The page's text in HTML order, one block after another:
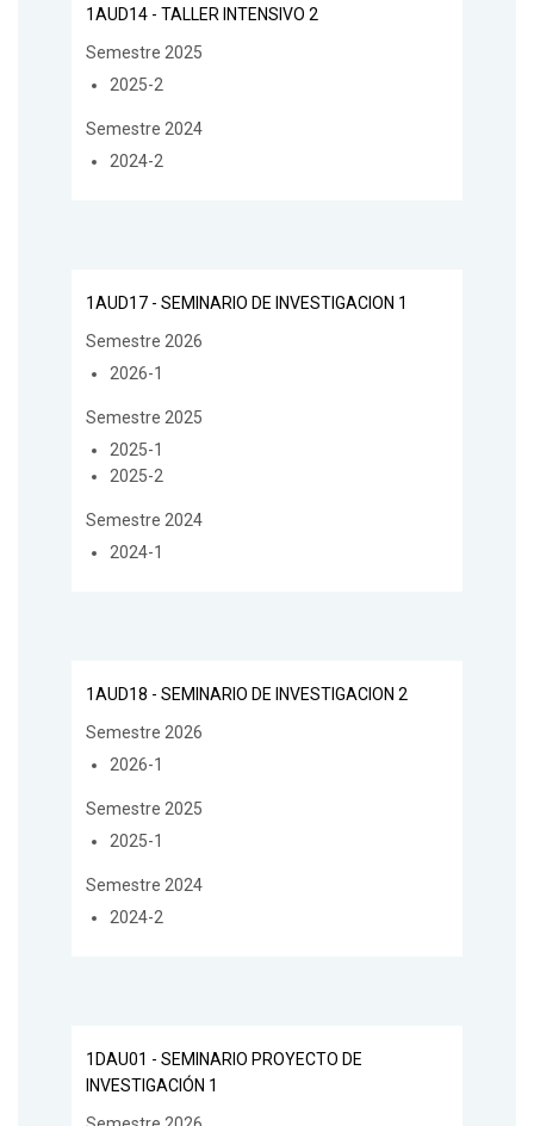
1AUD14 - TALLER INTENSIVO 2
Semestre 2025
2025-2
Semestre 2024
2024-2
1AUD17 - SEMINARIO DE INVESTIGACION 1
Semestre 2026
2026-1
Semestre 2025
2025-1
2025-2
Semestre 2024
2024-1
1AUD18 - SEMINARIO DE INVESTIGACION 2
Semestre 2026
2026-1
Semestre 2025
2025-1
Semestre 2024
2024-2
1DAU01 - SEMINARIO PROYECTO DE
INVESTIGACIÓN 1